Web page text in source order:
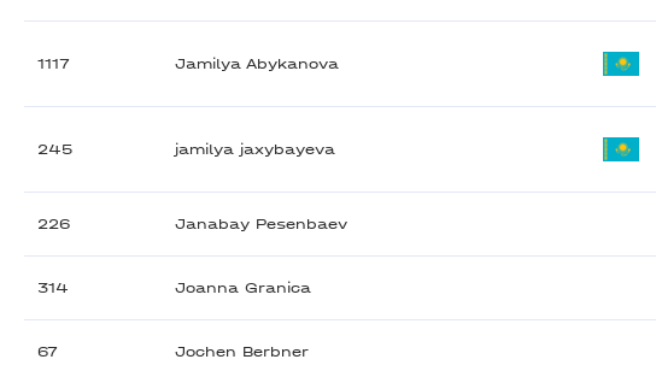
1117 Jamilya Abykanova
245 jamilya jaxybayeva
226 Janabay Pesenbaev
314 Joanna Granica
67 Jochen Berbner